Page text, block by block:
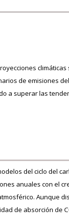
climáticas
de emisiones
a superar las
del ciclo del
anuales con el
Aunque
de absorción de